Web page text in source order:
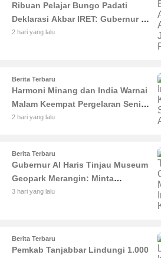
Ribuan Pelajar Bungo Padati
Deklarasi Akbar IRET: Gubernur Al
Haris Sentil Bahaya Judi Online
2 hari yang lalu
Berita Terbaru
Harmoni Minang dan India Warnai
Malam Keempat Pergelaran Seni
Budaya di Alun-Alun Kuala
2 hari yang lalu
Berita Terbaru
Gubernur Al Haris Tinjau Museum
Geopark Merangin: Minta
Pengelola Genjot Inovasi dan
3 hari yang lalu
Berita Terbaru
Pemkab Tanjabbar Lindungi 1.000